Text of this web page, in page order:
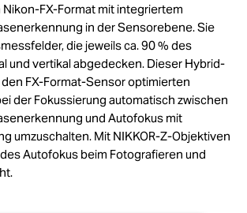
FX-Format mit integriertem
in der Sensorebene. Sie
die jeweils ca. 90 % des
und vertikal abgedecken. Dieser Hybrid-
FX-Format-Sensor optimierten
der Fokussierung automatisch zwischen
und Autofokus mit
umzuschalten. Mit NIKKOR-Z-Objektiven
Autofokus beim Fotografieren und